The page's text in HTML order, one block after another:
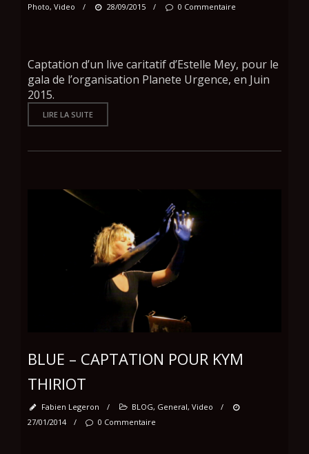
Photo, Video / 28/09/2015 / 0 Commentaire
Captation d’un live caritatif d’Estelle Mey, pour le
gala de l’organisation Planete Urgence, en Juin
2015.
LIRE LA SUITE
BLUE – CAPTATION POUR KYM
THIRIOT
Fabien Legeron / BLOG, General, Video
/
27/01/2014
/ 0 Commentaire